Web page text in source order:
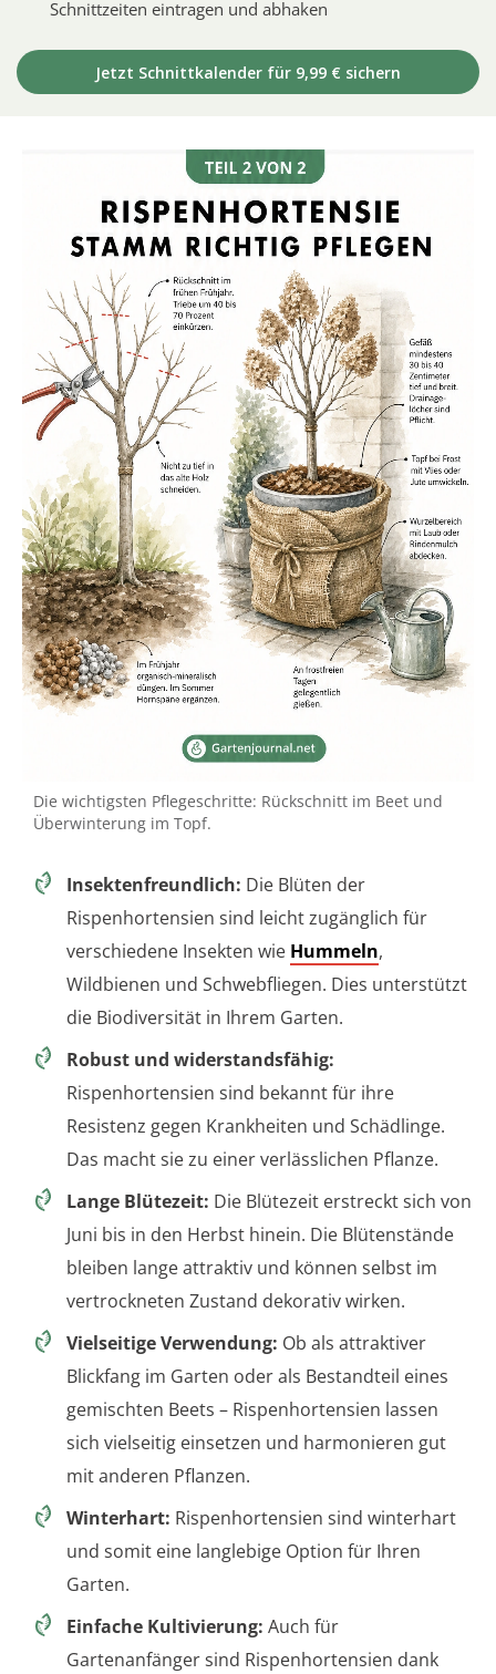
Schnittzeiten eintragen und abhaken
Jetzt Schnittkalender für 9,99 € sichern
Die wichtigsten Pflegeschritte: Rückschnitt im Beet und
Überwinterung im Topf.
Insektenfreundlich: Die Blüten der
Rispenhortensien sind leicht zugänglich für
verschiedene Insekten wie Hummeln,
Wildbienen und Schwebfliegen. Dies unterstützt
die Biodiversität in Ihrem Garten.
Robust und widerstandsfähig:
Rispenhortensien sind bekannt für ihre
Resistenz gegen Krankheiten und Schädlinge.
Das macht sie zu einer verlässlichen Pflanze.
Lange Blütezeit: Die Blütezeit erstreckt sich von
Juni bis in den Herbst hinein. Die Blütenstände
bleiben lange attraktiv und können selbst im
vertrockneten Zustand dekorativ wirken.
Vielseitige Verwendung: Ob als attraktiver
Blickfang im Garten oder als Bestandteil eines
gemischten Beets – Rispenhortensien lassen
sich vielseitig einsetzen und harmonieren gut
mit anderen Pflanzen.
Winterhart: Rispenhortensien sind winterhart
und somit eine langlebige Option für Ihren
Garten.
Einfache Kultivierung: Auch für
Gartenanfänger sind Rispenhortensien dank